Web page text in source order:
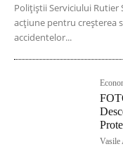
Polițiștii Serviciului Rutier
acțiune pentru creșterea
accidentelor...
Vasile